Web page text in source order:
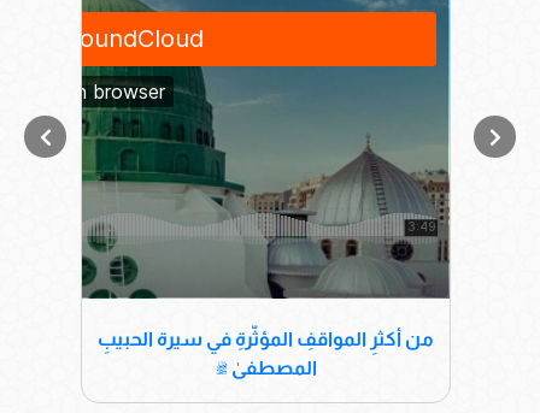
من أكثرِ المواقفِ المؤثّرةِ في سيرة الحبيبِ
المصطفىٰ ﷺ